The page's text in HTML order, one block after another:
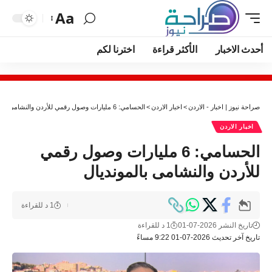
Aa
أحدث الاخبار الأكثر قراءة اخترنا لكم
صراحة نيوز | اخبار - الاردن> اخبار الاردن> الحسامي: 6 مليارات وصول رقمي للأردن والنشامى بالمونديال
اخبار الاردن
الحسامي: 6 مليارات وصول رقمي
للأردن والنشامى بالمونديال
تاريخ آخر تحديث 2026-07-01 9:22 مساءً
تاريخ النشر 2026-07-01 1 د للقراءة
1 د للقراءة